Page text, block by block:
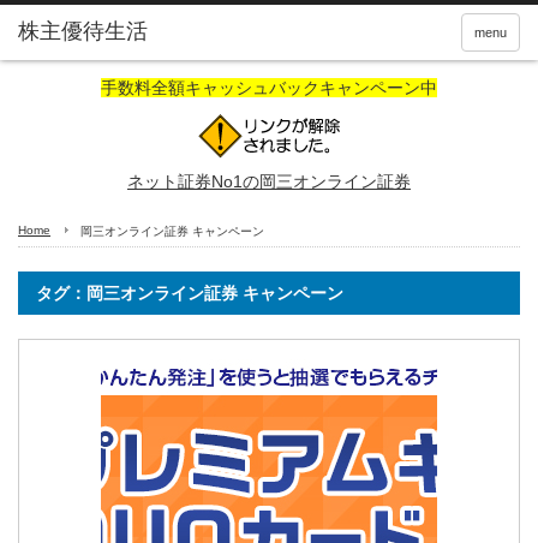
株主優待生活 menu
手数料全額キャッシュバックキャンペーン中
ネット証券No1の岡三オンライン証券
Home 岡三オンライン証券 キャンペーン
タグ：岡三オンライン証券 キャンペーン